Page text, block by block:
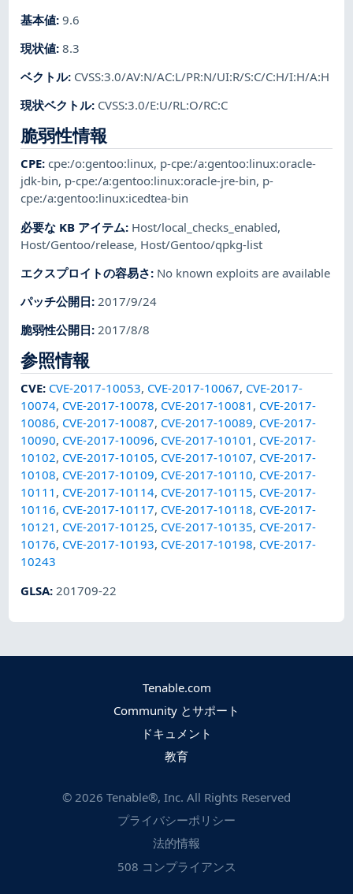
基本値:9.6
現状値:8.3
ベクトル: CVSS:3.0/AV:N/AC:L/PR:N/UI:R/S:C/C:H/I:H/A:H
現状ベクトル: CVSS:3.0/E:U/RL:O/RC:C
脆弱性情報
CPE:cpe:/o:gentoo:linux, p-cpe:/a:gentoo:linux:oracle-
jdk-bin, p-cpe:/a:gentoo:linux:oracle-jre-bin, p-
cpe:/a:gentoo:linux:icedtea-bin
必要な KB アイテム: Host/local_checks_enabled,
Host/Gentoo/release, Host/Gentoo/qpkg-list
エクスプロイトの容易さ: No known exploits are available
パッチ公開日:2017/9/24
脆弱性公開日:2017/8/8
参照情報
CVE: CVE-2017-10053, CVE-2017-10067, CVE-2017-
10074, CVE-2017-10078, CVE-2017-10081 , CVE-2017-
10086, CVE-2017-10087, CVE-2017-10089, CVE-2017-
10090, CVE-2017-10096, CVE-2017-10101 , CVE-2017-
10102, CVE-2017-10105, CVE-2017-10107, CVE-2017-
10108, CVE-2017-10109, CVE-2017-10110, CVE-2017-
10111 , CVE-2017-10114, CVE-2017-10115, CVE-2017-
10116, CVE-2017-10117, CVE-2017-10118, CVE-2017-
10121 , CVE-2017-10125, CVE-2017-10135, CVE-2017-
10176, CVE-2017-10193, CVE-2017-10198, CVE-2017-
10243
GLSA: 201709-22
Tenable.com
Community とサポート
ドキュメント
教育
© 2026 Tenable®, Inc. All Rights Reserved
プライバシーポリシー
法的情報
508 コンプライアンス